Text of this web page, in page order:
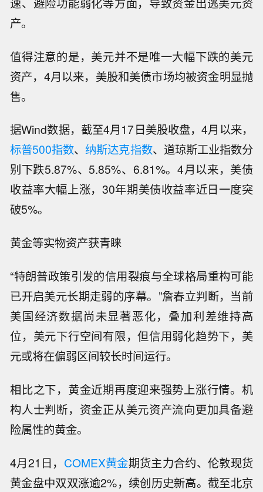
产。
值得注意的是，美元并不是唯一大幅下跌的美元
资产，4月以来，美股和美债市场均被资金明显抛
售。
据Wind数据，截至4月17日美股收盘，4月以来，
标普500指数、纳斯达克指数、道琼斯工业指数分
别下跌5.87%、5.85%、6.81%。4月以来，美债
收益率大幅上涨，30年期美债收益率近日一度突
破5%。
黄金等实物资产获青睐
“特朗普政策引发的信用裂痕与全球格局重构可能
已开启美元长期走弱的序幕。”詹春立判断，当前
美国经济数据尚未显著恶化，叠加利差维持高
位，美元下行空间有限，但信用弱化趋势下，美
元或将在偏弱区间较长时间运行。
相比之下，黄金近期再度迎来强势上涨行情。机
构人士判断，资金正从美元资产流向更加具备避
险属性的黄金。
4月21日， COMEX黄金期货主力合约、伦敦现货
黄金盘中双双涨逾2%，续创历史新高。截至北京